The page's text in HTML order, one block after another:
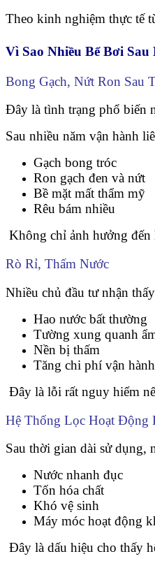
Theo kinh nghiệm thực tế
Vì Sao Nhiều Bể Bơi
Bong Gạch, Nứt Ron Sau
Đây là tình trạng phổ biến
Sau nhiều năm vận hành
Gạch bong tróc
Ron gạch đen và nứt
Bề mặt mất thẩm mỹ
Rêu bám nhiều
Không chỉ ảnh hưởng
Rò Rỉ, Thấm Nước
Nhiều chủ đầu tư nhận
Hao nước bất thường
Tường xung quanh
Nền bị thấm
Tăng chi phí vận hành
Đây là lỗi rất nguy hiểm
Hệ Thống Lọc Hoạt Động
Sau thời gian dài sử dụng,
Nước nhanh đục
Tốn hóa chất
Khó vệ sinh
Máy móc hoạt động
Đây là dấu hiệu cho thấy